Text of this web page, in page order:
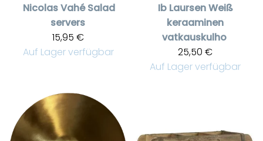
Nicolas Vahé Salad
servers
15,95 €
Auf Lager verfügbar
Ib LaursenWeiß
keraaminen
vatkauskulho
25,50 €
Auf Lager verfügbar